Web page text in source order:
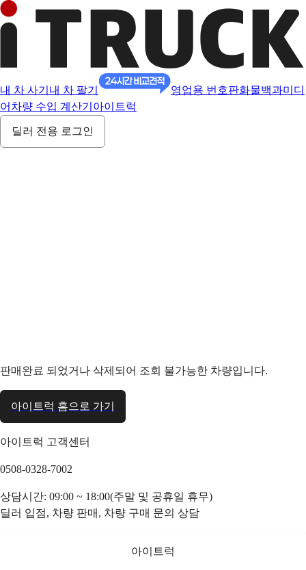
내 차 사기 내 차 팔기 영업용 번호판화물백과미디
어 차량 수입 계산기 아이트럭
딜러 전용 로그인
판매완료 되었거나 삭제되어 조회 불가능한 차량입니다.
아이트럭 홈으로 가기
아이트럭 고객센터
0508-0328-7002
상담시간: 09:00 ~ 18:00(주말 및 공휴일 휴무)
딜러 입점, 차량 판매, 차량 구매 문의 상담
아이트럭